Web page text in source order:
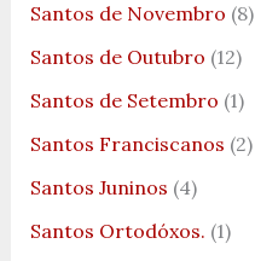
Santos de Novembro (8)
Santos de Outubro (12)
Santos de Setembro (1)
Santos Franciscanos (2)
Santos Juninos (4)
Santos Ortodóxos. (1)